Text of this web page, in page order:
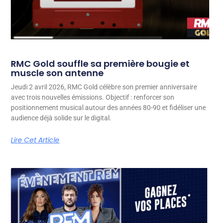
RMC Gold souffle sa première bougie et
muscle son antenne
Jeudi 2 avril 2026, RMC Gold célèbre son premier anniversaire
avec trois nouvelles émissions. Objectif : renforcer son
positionnement musical autour des années 80-90 et fidéliser une
audience déjà solide sur le digital.
Lire Cet Article